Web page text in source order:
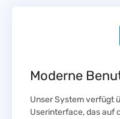
Moderne
Unser System verfügt
Userinterface, das auf